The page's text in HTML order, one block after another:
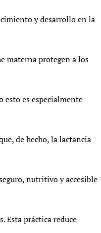
y desarrollo en la
materna protegen a los
esto es especialmente
de hecho, la lactancia
nutritivo y accesible
Esta práctica reduce